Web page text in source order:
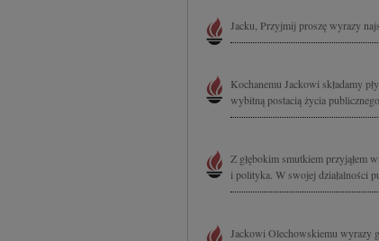
Jacku, Przyjmij proszę wyrazy
Kochanemu Jackowi składamy
wybitną postacią życia
Z głębokim smutkiem przyjąłem
i polityka. W swojej działalności
Jackowi Olechowskiemu wyrazy